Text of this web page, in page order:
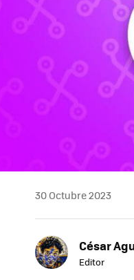
30 Octubre 2023
César
Editor